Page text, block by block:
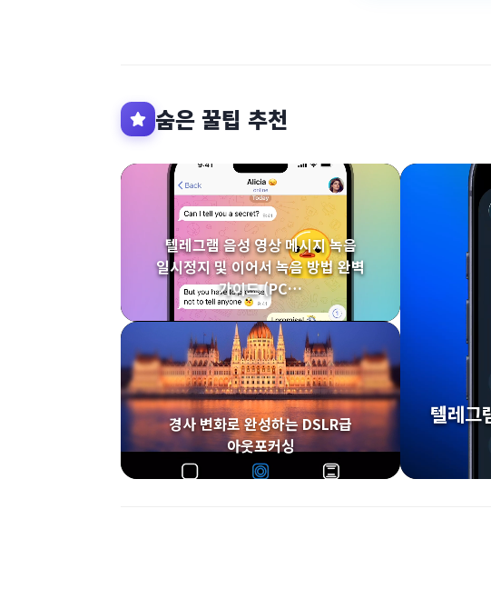
숨은 꿀팁 추천
텔레그램 음성 영상 메시지 녹음
일시정지 및 이어서 녹음 방법 완벽
가이드 (PC…
경사 변화로 완성하는 DSLR급
아웃포커싱
텔레그